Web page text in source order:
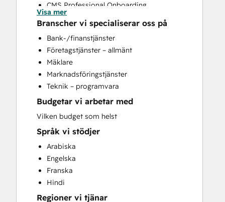
CMS Professional Onboarding
Community Management
Content Creation
Conversational Marketing
CRM Implementation
CRM Migration
Custom API Integrations
Customer Marketing
Customer Success Training
Customer Support Training
Customer Survey and Analysis
Email Marketing
Full Inbound Marketing Services
Help Desk Implementation
HubSpot Onboarding
Knowledge Base Development
Marketing Hub Enterprise Onboarding
Visa mer
Branscher vi specialiserar oss på
Bank-/finanstjänster
Företagstjänster – allmänt
Mäklare
Marknadsföringstjänster
Teknik – programvara
Budgetar vi arbetar med
Vilken budget som helst
Språk vi stödjer
Arabiska
Engelska
Franska
Hindi
Regioner vi tjänar